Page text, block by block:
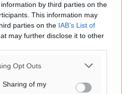
by third parties on the
This information may
parties on the IAB’s List of
may further disclose it to other
Opt Outs
Sharing of my
εντοπίστηκαν στο
κολύμβηση στην περιοχή
περιθώριο